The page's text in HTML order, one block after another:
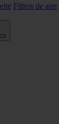
Filtros de aire